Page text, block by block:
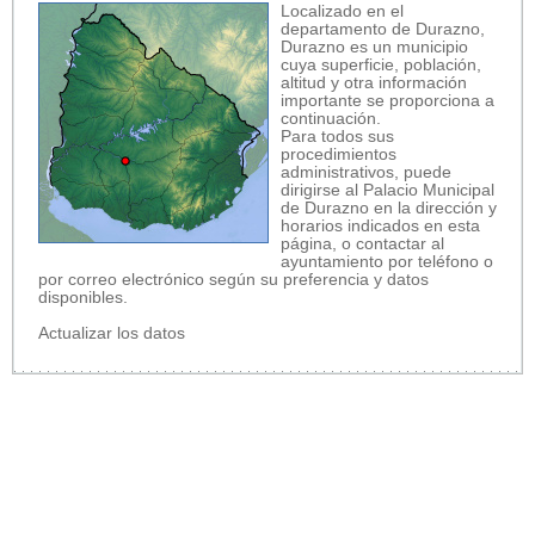
Localizado en el
departamento de Durazno,
Durazno es un municipio
cuya superficie, población,
altitud y otra información
importante se proporciona a
continuación.
Para todos sus
procedimientos
administrativos, puede
dirigirse al Palacio Municipal
de Durazno en la dirección y
horarios indicados en esta
página, o contactar al
ayuntamiento por teléfono o
por correo electrónico según su preferencia y datos
disponibles.
Actualizar los datos